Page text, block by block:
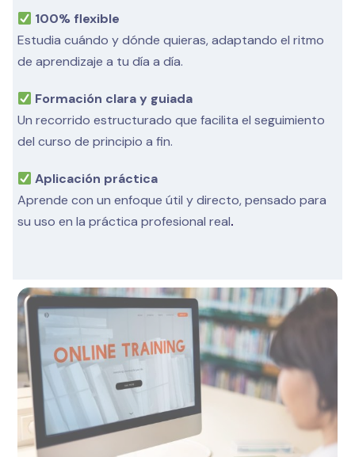
100% flexible
Estudia cuándo y dónde quieras, adaptando el ritmo
de aprendizaje a tu día a día.
Formación clara y guiada
Un recorrido estructurado que facilita el seguimiento
del curso de principio a fin.
Aplicación práctica
Aprende con un enfoque útil y directo, pensado para
su uso en la práctica profesional real.